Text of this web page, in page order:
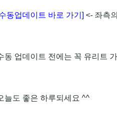
동업데이트 바로 가기] <- 좌측
동 업데이트 전에는 꼭 유리트
늘도 좋은 하루되세요 ^^